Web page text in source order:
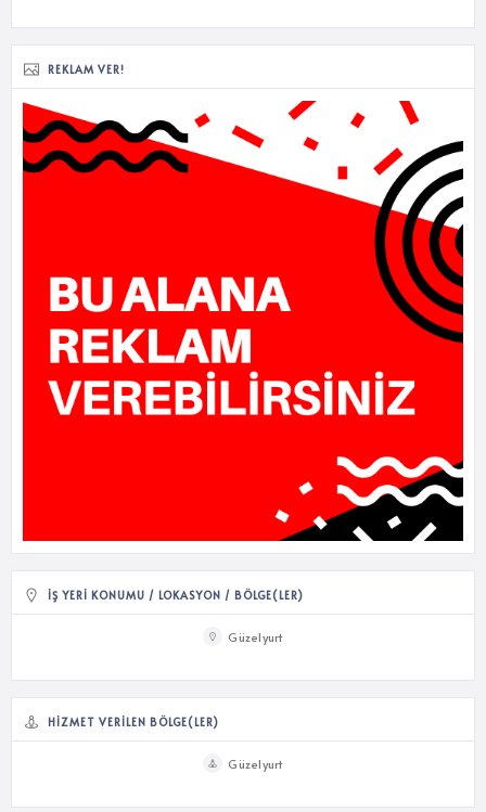
REKLAM VER!
İŞ YERI KONUMU / LOKASYON / BÖLGE(LER)
Güzelyurt
HIZMET VERILEN BÖLGE(LER)
Güzelyurt